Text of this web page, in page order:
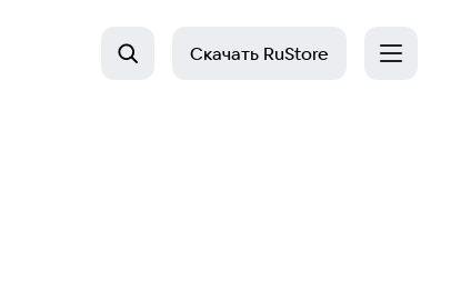
Скачать RuStore